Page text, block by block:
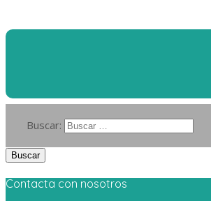
Buscar:
Contacta con nosotros